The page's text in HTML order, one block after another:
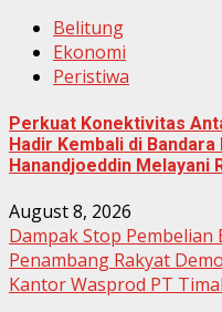
Belitung
Ekonomi
Peristiwa
Perkuat Konektivitas
Hadir Kembali di
Hanandjoeddin Melayani
August 8, 2026
Dampak Stop Pembelian
Penambang Rakyat
Kantor Wasprod PT